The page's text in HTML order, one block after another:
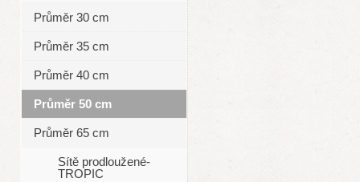
Průměr 30 cm
Průměr 35 cm
Průměr 40 cm
Průměr 50 cm
Průměr 65 cm
Sítě prodloužené-
TROPIC